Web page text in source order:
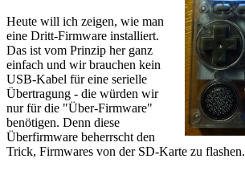
Heute will ich zeigen, wie man
eine Dritt-Firmware installiert.
Das ist vom Prinzip her ganz
einfach und wir brauchen kein
USB-Kabel für eine serielle
Übertragung - die würden wir
nur für die "Über-Firmware"
benötigen. Denn diese
Überfirmware beherrscht den
Trick, Firmwares von der SD-Karte zu flashen.